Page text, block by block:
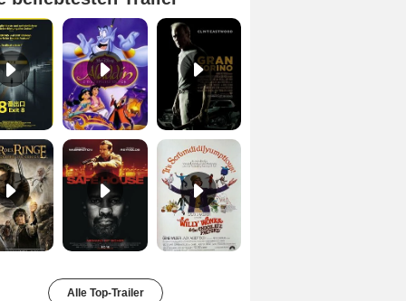
Exit 8 Trailer DF Aladdin Trailer OV
Der Herr der Ringe - Die Rückkehr des Königs Trailer OV Safe House Trailer DF Charlie und die Schokoladenfabrik Trailer OV
Alle Top-Trailer